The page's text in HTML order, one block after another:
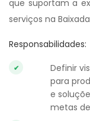
que suportam a
serviços na
Responsabilidades:
Definir
para
e
metas